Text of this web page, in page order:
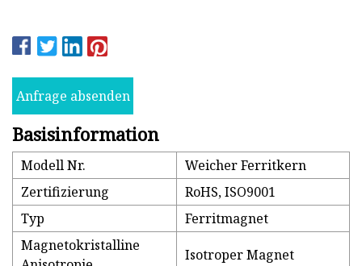
Anfrage absenden
Basisinformation
Modell Nr.
Weicher Ferritkern
Zertifizierung
RoHS, ISO9001
Typ
Ferritmagnet
Magnetokristalline
Isotroper Magnet